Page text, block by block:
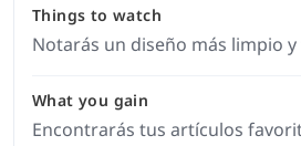
Things to watch
Notarás un diseño más limpio y
What you gain
Encontrarás tus artículos